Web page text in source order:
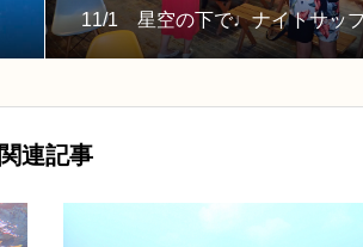
11/1 星空の下で♩ナイトサッ
関連記事